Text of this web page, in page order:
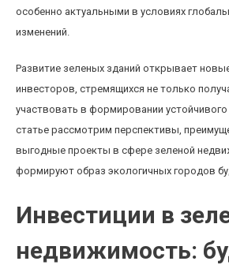
особенно актуальными в условиях
изменений.
Развитие зеленых зданий открывает
инвесторов, стремящихся не только
участвовать в формировании устойчивого
статье рассмотрим перспективы,
выгодные проекты в сфере зеленой
формируют образ экологичных городов
Инвестиции в
недвижимость: